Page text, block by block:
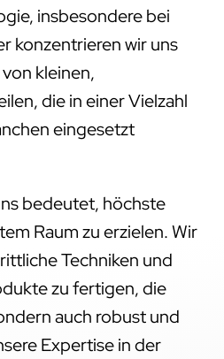
insbesondere bei
konzentrieren wir uns
kleinen,
die in einer Vielzahl
eingesetzt
bedeutet, höchste
Raum zu erzielen. Wir
Techniken und
zu fertigen, die
auch robust und
Expertise in der